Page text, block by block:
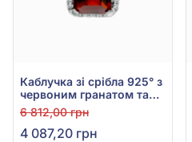
Каблучка зі срібла 925° з
червоним гранатом та
фіанітом (куб. цирконій),
арт. 1856/1р-GARN
6 812,00 грн
4 087,20 грн